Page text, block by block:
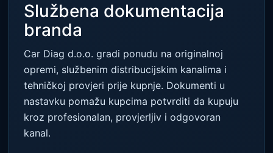
Službena dokumentacija
branda
Car Diag d.o.o. gradi ponudu na originalnoj
opremi, službenim distribucijskim kanalima i
tehničkoj provjeri prije kupnje. Dokumenti u
nastavku pomažu kupcima potvrditi da kupuju
kroz profesionalan, provjerljiv i odgovoran
kanal.